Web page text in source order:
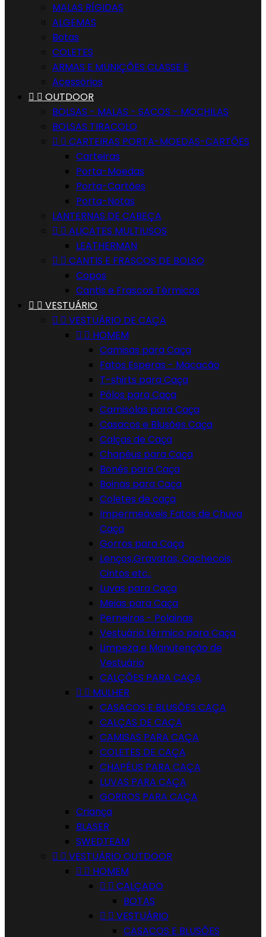
MALAS RÍGIDAS
ALGEMAS
Botas
COLETES
ARMAS E MUNIÇÕES CLASSE E
Acessórios
  OUTDOOR
BOLSAS - MALAS - SACOS - MOCHILAS
BOLSAS TIRACOLO
  CARTEIRAS PORTA-MOEDAS-CARTÕES
Carteiras
Porta-Moedas
Porta-Cartões
Porta-Notas
LANTERNAS DE CABEÇA
  ALICATES MULTIUSOS
LEATHERMAN
  CANTIS E FRASCOS DE BOLSO
Copos
Cantis e Frascos Térmicos
  VESTUÁRIO
  VESTUÁRIO DE CAÇA
  HOMEM
Camisas para Caça
Fatos Esperas - Macacão
T-shirts para Caça
Pólos para Caça
Camisolas para Caça
Casacos e Blusões Caça
Calças de Caça
Chapéus para Caça
Bonés para Caça
Boinas para Caça
Coletes de caça
Impermeáveis Fatos de Chuva
Caça
Gorros para Caça
Lenços,Gravatas, Cachecois,
Cintos etc..
Luvas para Caça
Meias para Caça
Perneiras - Polainas
Vestuário térmico para Caça
Limpeza e Manutenção de
Vestuário
CALÇÕES PARA CAÇA
  MULHER
CASACOS E BLUSÕES CAÇA
CALÇAS DE CAÇA
CAMISAS PARA CAÇA
COLETES DE CAÇA
CHAPÉUS PARA CAÇA
LUVAS PARA CAÇA
GORROS PARA CAÇA
Criança
BLASER
SWEDTEAM
  VESTUÁRIO OUTDOOR
  HOMEM
  CALÇADO
BOTAS
  VESTUÁRIO
CASACOS E BLUSÕES